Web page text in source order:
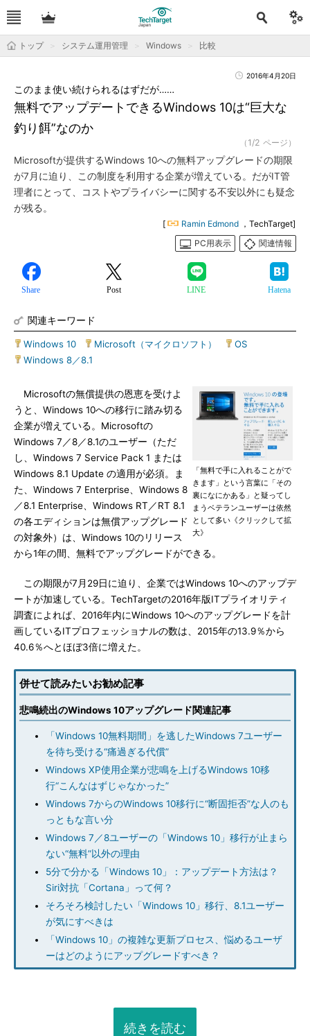
トップ システム運用管理 Windows 比較
2016年4月20日
無料でアップデートできるWindows 10は“巨大な
釣り餌”なのか
このまま使い続けられるはずだが……
（1/2 ページ）
Microsoftが提供するWindows 10への無料アップグレードの期限
が7月に迫り、この制度を利用する企業が増えている。だがIT管
理者にとって、コストやプライバシーに関する不安以外にも疑念
が残る。
[ Ramin Edmond ，TechTarget]
PC用表示
関連情報
Share Post LINE Hatena
関連キーワード
Windows 10 Microsoft（マイクロソフト） OS
Windows 8／8.1
「無料で手に入れることがで
きます」という言葉に「その
裏になにかある」と疑ってし
まうベテランユーザーは依然
として多い《クリックして拡
大》
Microsoftの無償提供の恩恵を受けよ
うと、Windows 10への移行に踏み切る
企業が増えている。Microsoftの
Windows 7／8／8.1のユーザー（ただ
し、Windows 7 Service Pack 1 または
Windows 8.1 Update の適用が必須。ま
た、Windows 7 Enterprise、Windows 8
／8.1 Enterprise、Windows RT／RT 8.1
の各エディションは無償アップグレード
の対象外）は、Windows 10のリリース
から1年の間、無料でアップグレードができる。
この期限が7月29日に迫り、企業ではWindows 10へのアップデ
ートが加速している。TechTargetの2016年版ITプライオリティ
調査によれば、2016年内にWindows 10へのアップグレードを計
画しているITプロフェッショナルの数は、2015年の13.9％から
40.6％へとほぼ3倍に増えた。
併せて読みたいお勧め記事
悲鳴続出のWindows 10アップグレード関連記事
「Windows 10無料期間」を逃したWindows 7ユーザー
を待ち受ける“痛過ぎる代償”
Windows XP使用企業が悲鳴を上げるWindows 10移
行“こんなはずじゃなかった”
Windows 7からのWindows 10移行に“断固拒否”な人のも
っともな言い分
Windows 7／8ユーザーの「Windows 10」移行が止まら
ない“無料”以外の理由
5分で分かる「Windows 10」：アップデート方法は？
Siri対抗「Cortana」って何？
そろそろ検討したい「Windows 10」移行、8.1ユーザー
が気にすべきは
「Windows 10」の複雑な更新プロセス、悩めるユーザ
ーはどのようにアップグレードすべき？
続きを読む